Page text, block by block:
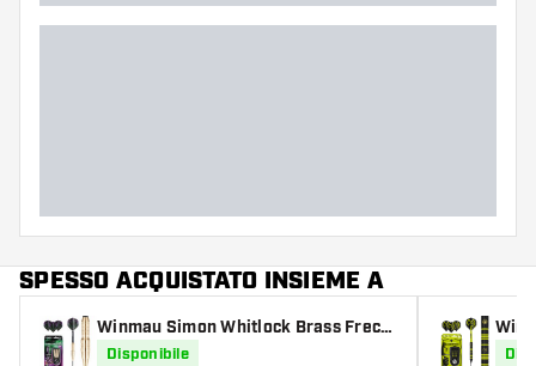
SPESSO ACQUISTATO INSIEME A
Winmau Simon Whitlock Brass Frecc
ette Steel Darts
Disponibile
n